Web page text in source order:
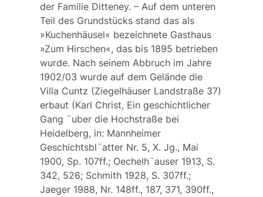
der Familie Ditteney. – Auf dem unteren
Teil des Grundstücks stand das als
»Kuchenhäusel« bezeichnete Gasthaus
»Zum Hirschen«, das bis 1895 betrieben
wurde. Nach seinem Abbruch im Jahre
1902/03 wurde auf dem Gelände die
Villa Cuntz (Ziegelhäuser Landstraße 37)
erbaut (Karl Christ, Ein geschichtlicher
Gang ¨uber die Hochstraße bei
Heidelberg, in: Mannheimer
Geschichtsbl¨atter Nr. 5, X. Jg., Mai
1900, Sp. 107ff.; Oechelh¨auser 1913, S.
342, 526; Schmith 1928, S. 307ff.;
Jaeger 1988, Nr. 148ff., 187, 371, 390ff.,